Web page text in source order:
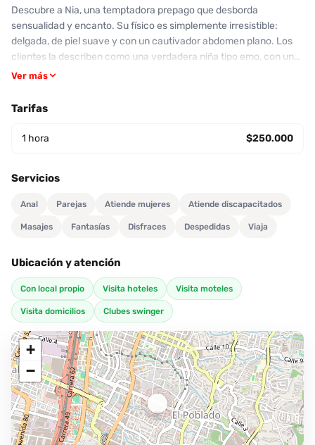
Descubre a Nia, una temptadora prepago que desborda
sensualidad y encanto. Su físico es simplemente irresistible:
delgada, de piel suave y con un cautivador abdomen plano. Los
clientes la describen como una verdadera niña tipo emo, con una
actitud pícara en cada momento. Su servicio, altamente
sexo oral, que muchos consideran uno de sus puntos fuertes. A
impactante en persona. Nia ofrece servicios variados, incluida la
brinda. Contáctala a través de Desenfreno.co y permítete ser
será inolvidable. ¡Haz tu cita ahora!
Ver más
Tarifas
1 hora $250.000
Servicios
Anal Parejas Atiende mujeres Atiende discapacitados
Masajes Fantasías Disfraces Despedidas Viaja
Ubicación y atención
Con local propio Visita hoteles Visita moteles
Visita domicilios Clubes swinger
+
−